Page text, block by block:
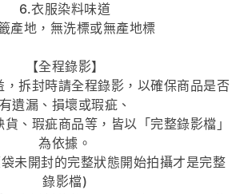
6.衣服染料味道
產地，無洗標或無產地標
【全程錄影】
，拆封時請全程錄影，以確保商品是否
有遺漏、損壞或瑕疵、
、瑕疵商品等，皆以「完整錄影檔」
為依據。
未開封的完整狀態開始拍攝才是完整
錄影檔)